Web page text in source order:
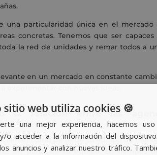
una particularidad única en el
concretas. Tenemos que ser
la red de unidades y remar todos a
en un mercado en constante
experimentar con nuevas ideas.
la relación entre las
como parte de su equipo de
ser parte de su equipo. En tiempos
sitio web utiliza cookies 🍪
una mejor experiencia, hacemos
o acceder a la información del
anuncios y analizar nuestro tráfico.